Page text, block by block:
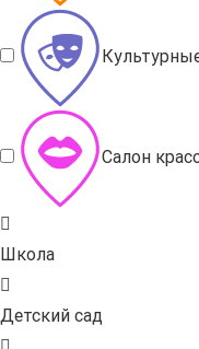
Салон
Школа
Детский сад